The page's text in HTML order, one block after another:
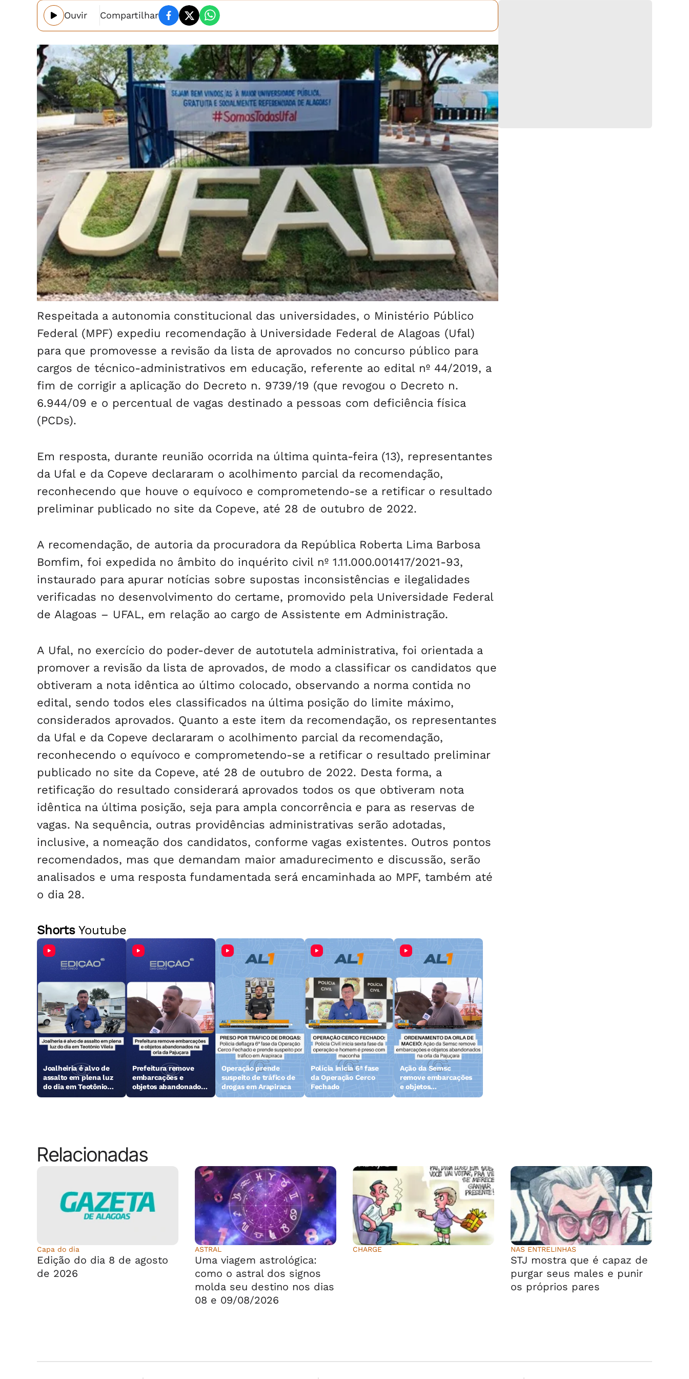
Ouvir Compartilhar
Respeitada a autonomia constitucional das universidades, o Ministério Público
Federal (MPF) expediu recomendação à Universidade Federal de Alagoas (Ufal)
para que promovesse a revisão da lista de aprovados no concurso público para
cargos de técnico-administrativos em educação, referente ao edital nº 44/2019, a
fim de corrigir a aplicação do Decreto n. 9739/19 (que revogou o Decreto n.
6.944/09 e o percentual de vagas destinado a pessoas com deficiência física
(PCDs).
Em resposta, durante reunião ocorrida na última quinta-feira (13), representantes
da Ufal e da Copeve declararam o acolhimento parcial da recomendação,
reconhecendo que houve o equívoco e comprometendo-se a retificar o resultado
preliminar publicado no site da Copeve, até 28 de outubro de 2022.
A recomendação, de autoria da procuradora da República Roberta Lima Barbosa
Bomfim, foi expedida no âmbito do inquérito civil nº 1.11.000.001417/2021-93,
instaurado para apurar notícias sobre supostas inconsistências e ilegalidades
verificadas no desenvolvimento do certame, promovido pela Universidade Federal
de Alagoas – UFAL, em relação ao cargo de Assistente em Administração.
A Ufal, no exercício do poder-dever de autotutela administrativa, foi orientada a
promover a revisão da lista de aprovados, de modo a classificar os candidatos que
obtiveram a nota idêntica ao último colocado, observando a norma contida no
edital, sendo todos eles classificados na última posição do limite máximo,
considerados aprovados. Quanto a este item da recomendação, os representantes
da Ufal e da Copeve declararam o acolhimento parcial da recomendação,
reconhecendo o equívoco e comprometendo-se a retificar o resultado preliminar
publicado no site da Copeve, até 28 de outubro de 2022. Desta forma, a
retificação do resultado considerará aprovados todos os que obtiveram nota
idêntica na última posição, seja para ampla concorrência e para as reservas de
vagas. Na sequência, outras providências administrativas serão adotadas,
inclusive, a nomeação dos candidatos, conforme vagas existentes. Outros pontos
recomendados, mas que demandam maior amadurecimento e discussão, serão
analisados e uma resposta fundamentada será encaminhada ao MPF, também até
o dia 28.
ShortsYoutube
Joalheiria é alvo de
assalto em plena luz
do dia em Teotônio
Vilela
Prefeitura remove
embarcações e
objetos abandonados
na orla da Pajuçara
Operação prende
suspeito de tráfico de
drogas em Arapiraca
Polícia inicia 6ª fase
da Operação Cerco
Fechado
Ação da Semsc
remove embarcações
e objetos
abandonados na orla
Relacionadas
Capa do dia
Edição do dia 8 de agosto
de 2026
ASTRAL
Uma viagem astrológica:
como o astral dos signos
molda seu destino nos dias
08 e 09/08/2026
CHARGE NAS ENTRELINHAS
STJ mostra que é capaz de
purgar seus males e punir
os próprios pares